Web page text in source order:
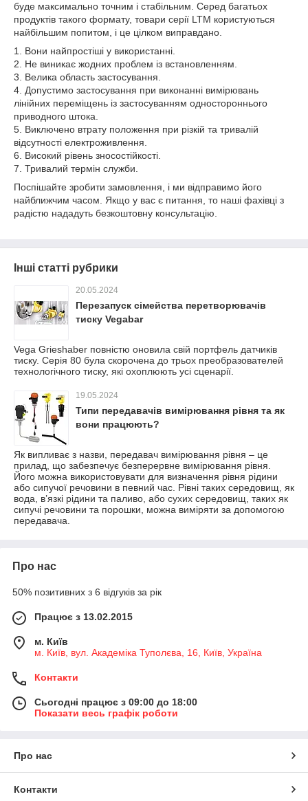
буде максимально точним і стабільним. Серед багатьох
продуктів такого формату, товари серії LTM користуються
найбільшим попитом, і це цілком виправдано.
1. Вони найпростіші у використанні.
2. Не виникає жодних проблем із встановленням.
3. Велика область застосування.
4. Допустимо застосування при виконанні вимірювань
лінійних переміщень із застосуванням одностороннього
приводного штока.
5. Виключено втрату положення при різкій та тривалій
відсутності електроживлення.
6. Високий рівень зносостійкості.
7. Тривалий термін служби.
Поспішайте зробити замовлення, і ми відправимо його
найближчим часом. Якщо у вас є питання, то наші фахівці з
радістю нададуть безкоштовну консультацію.
Інші статті рубрики
20.05.2024
Перезапуск сімейства перетворювачів
тиску Vegabar
Vega Grieshaber повністю оновила свій портфель датчиків
тиску. Серія 80 була скорочена до трьох преобразователей
технологічного тиску, які охоплюють усі сценарії.
19.05.2024
Типи передавачів вимірювання рівня та як
вони працюють?
Як випливає з назви, передавач вимірювання рівня – це
прилад, що забезпечує безперервне вимірювання рівня.
Його можна використовувати для визначення рівня рідини
або сипучої речовини в певний час. Рівні таких середовищ, як
вода, в’язкі рідини та паливо, або сухих середовищ, таких як
сипучі речовини та порошки, можна виміряти за допомогою
передавача.
Про нас
50% позитивних з 6 відгуків за рік
Працює з 13.02.2015
м. Київ
м. Київ, вул. Академіка Туполєва, 16, Київ, Україна
Контакти
Сьогодні працює з 09:00 до 18:00
Показати весь графік роботи
Про нас
Контакти